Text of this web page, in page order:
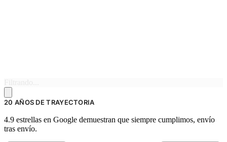
20 AÑOS DE TRAYECTORIA
4.9 estrellas en Google demuestran que siempre cumplimos, envío
tras envío.